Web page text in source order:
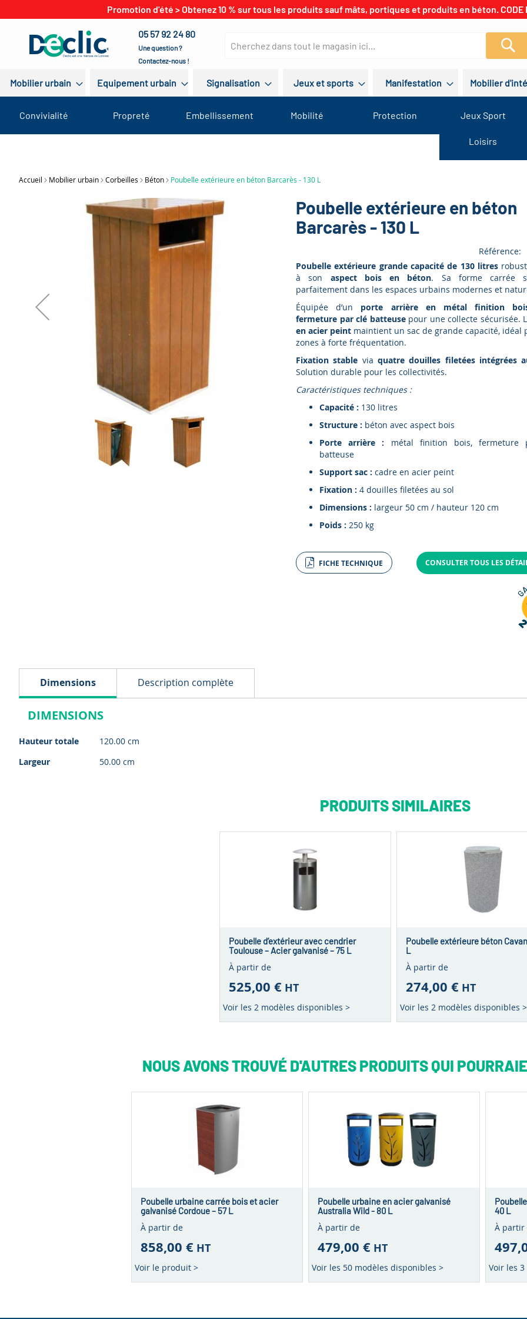
Promotion d'été > Obtenez 10 % sur tous les produits sauf mâts, portiques et produits en béton. CODE
05 57 92 24 80
Une question ?
Contactez-nous !
Mobilier urbain Equipement urbain Signalisation Jeux et sports Manifestation Mobilier
Convivialité Propreté Embellissement Mobilité Protection Jeux Sport
Loisirs
Accueil Mobilier urbain Corbeilles Béton Poubelle extérieure en béton Barcarès - 130 L
Poubelle extérieure en béton
Barcarès - 130 L
Référence
Poubelle extérieure grande capacité de 130 litres
à son aspect bois en béton. Sa forme carrée
parfaitement dans les espaces urbains modernes et
Équipée d’un porte arrière en métal finition
fermeture par clé batteusepour une collecte sécurisée.
en acier peint maintient un sac de grande capacité, idéal
zones à forte fréquentation.
Fixation stable via quatre douilles filetées intégrées
Solution durable pour les collectivités.
Caractéristiques techniques :
Capacité : 130 litres
Structure : béton avec aspect bois
Porte arrière : métal finition bois, fermeture
batteuse
Support sac : cadre en acier peint
Fixation : 4 douilles filetées au sol
Dimensions : largeur 50 cm / hauteur 120 cm
Poids : 250 kg
FICHE TECHNIQUE CONSULTER TOUS LES
Dimensions
DIMENSIONS
Dimensions
Hauteur totale
120.00 cm
Largeur
50.00 cm
Description complète
PRODUITS SIMILAIRES
Poubelle d’extérieur avec cendrier
Toulouse – Acier galvanisé – 75 L
À partir de
525,00 € HT
Voir les 2 modèles disponibles >
Poubelle extérieure béton
L
À partir de
274,00 € HT
Voir les 2 modèles disponibles >
NOUS AVONS TROUVÉ D'AUTRES PRODUITS QUI
Poubelle urbaine carrée bois et acier
galvanisé Cordoue – 57 L
À partir de
858,00 € HT
Voir le produit >
Poubelle urbaine en acier galvanisé
Australia Wild - 80 L
À partir de
479,00 € HT
Voir les 50 modèles disponibles >
40 L
À partir
Voir les